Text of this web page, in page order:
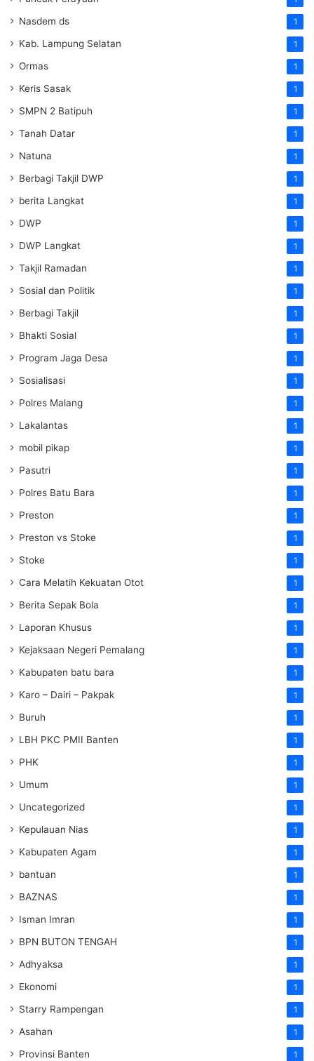
Nasdem ds 1
Kab. Lampung Selatan 1
Ormas 1
Keris Sasak 1
SMPN 2 Batipuh 1
Tanah Datar 1
Natuna 1
Berbagi Takjil DWP 1
berita Langkat 1
DWP 1
DWP Langkat 1
Takjil Ramadan 1
Sosial dan Politik 1
Berbagi Takjil 1
Bhakti Sosial 1
Program Jaga Desa 1
Sosialisasi 1
Polres Malang 1
Lakalantas 1
mobil pikap 1
Pasutri 1
Polres Batu Bara 1
Preston 1
Preston vs Stoke 1
Stoke 1
Cara Melatih Kekuatan Otot 1
Berita Sepak Bola 1
Laporan Khusus 1
Kejaksaan Negeri Pemalang 1
Kabupaten batu bara 1
Karo – Dairi – Pakpak 1
Buruh 1
LBH PKC PMII Banten 1
PHK 1
Umum 1
Uncategorized 1
Kepulauan Nias 1
Kabupaten Agam 1
bantuan 1
BAZNAS 1
Isman Imran 1
BPN BUTON TENGAH 1
Adhyaksa 1
Ekonomi 1
Starry Rampengan 1
Asahan 1
Provinsi Banten 1